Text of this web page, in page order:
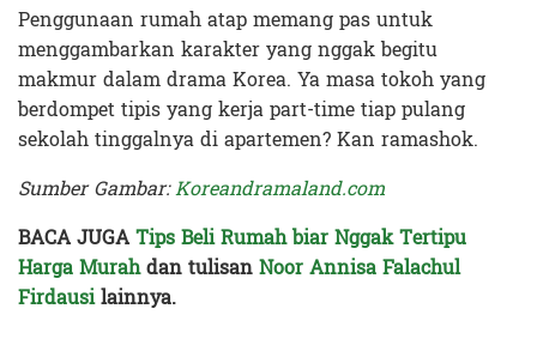
Penggunaan rumah atap memang pas untuk
menggambarkan karakter yang nggak begitu
makmur dalam drama Korea. Ya masa tokoh yang
berdompet tipis yang kerja part-time tiap pulang
sekolah tinggalnya di apartemen? Kan ramashok.
Sumber Gambar:Koreandramaland.com
BACA JUGATips Beli Rumah biar Nggak Tertipu
Harga Murahdan tulisanNoor Annisa Falachul
Firdausilainnya.